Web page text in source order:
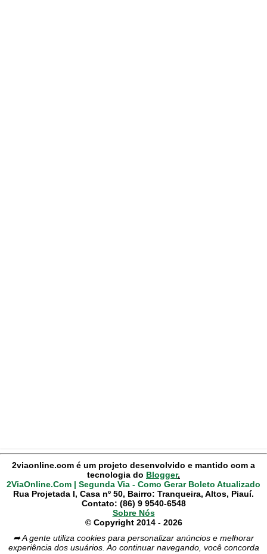
2viaonline.com é um projeto desenvolvido e mantido com a
tecnologia do Blogger.
2ViaOnline.Com | Segunda Via - Como Gerar Boleto Atualizado
Rua Projetada I, Casa nº 50, Bairro: Tranqueira, Altos, Piauí.
Contato: (86) 9 9540-6548
Sobre Nós
© Copyright 2014 - 2026
➦ A gente utiliza cookies para personalizar anúncios e melhorar
experiência dos usuários. Ao continuar navegando, você concorda